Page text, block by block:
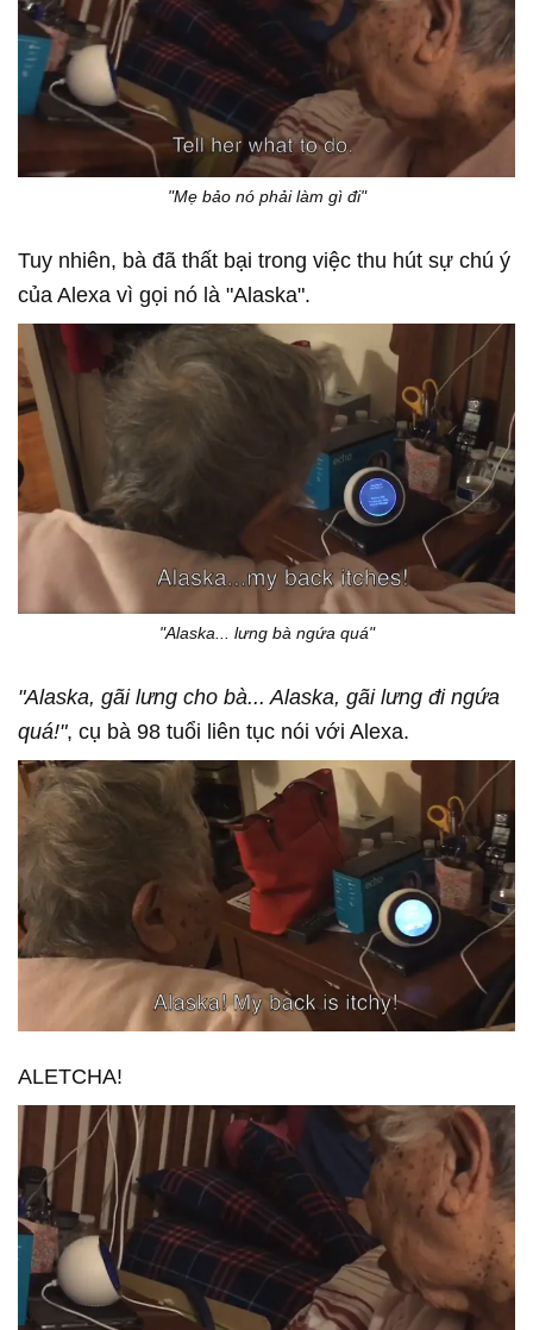
"Mẹ bảo nó phải làm gì đi"
Tuy nhiên, bà đã thất bại trong việc thu hút sự chú ý
của Alexa vì gọi nó là "Alaska".
"Alaska... lưng bà ngứa quá"
"Alaska, gãi lưng cho bà... Alaska, gãi lưng đi ngứa
quá!", cụ bà 98 tuổi liên tục nói với Alexa.
ALETCHA!